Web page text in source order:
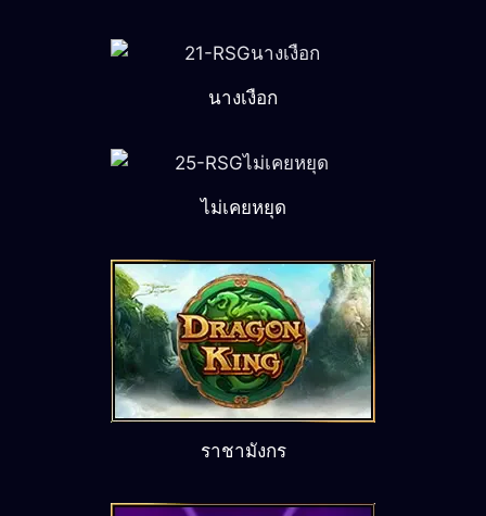
นางเงือก
ไม่เคยหยุด
ราชามังกร